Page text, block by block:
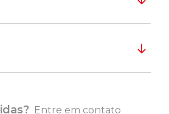
Entre em contato